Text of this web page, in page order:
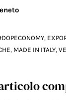
,
, MADE IN ITALY,